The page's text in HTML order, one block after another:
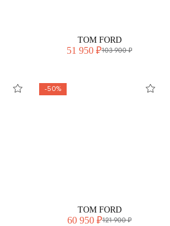
TOM FORD
51 950 ₽103 900 ₽
-50%
TOM FORD
60 950 ₽121 900 ₽